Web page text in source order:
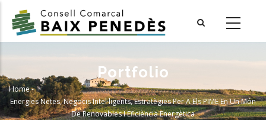
main
Portfolio
Breadcrumb
Home-
Energies Netes, Negocis Intel·ligents, Estratègies Per A Els PIME En Un Món
De Renovables I Eficiència Energètica